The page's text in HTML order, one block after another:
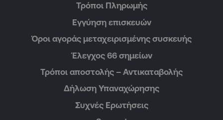
Τρόποι Πληρωμής
Εγγύηση επισκευών
Όροι αγοράς μεταχειρισμένης συσκευής
Έλεγχος 66 σημείων
Τρόποι αποστολής – Αντικαταβολής
Δήλωση Υπαναχώρησης
Συχνές Ερωτήσεις